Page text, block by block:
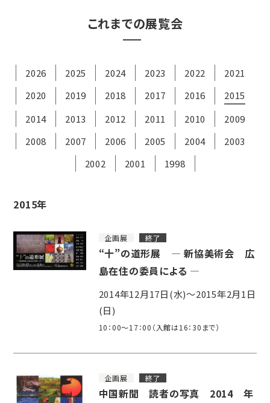
これまでの展覧会
2026 2025 2024 2023 2022
2021
2020
2019 2018 2017 2016
2015
2014
2013 2012 2011 2010
2009
2008
2007 2006 2005 2004
2003
2002
2001 1998
2015年
企画展 終了
“十”の道形展 ― 新協美術会 広
島在住の委員による ―
2014年12月17日(水)～2015年2月1日
(日)
10：00～17：00（入館は16：30まで）
企画展 終了
中国新聞 読者の写真 2014 年